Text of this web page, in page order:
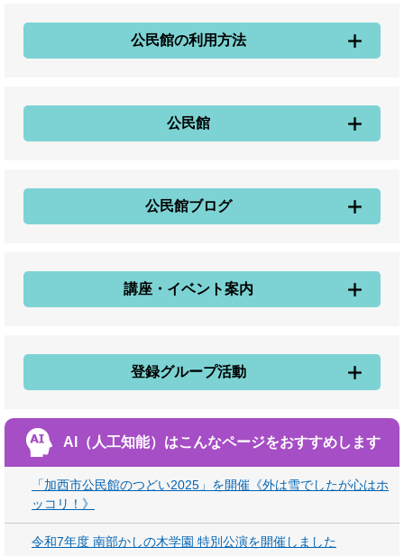
公民館の利用方法
公民館
公民館ブログ
講座・イベント案内
登録グループ活動
AI（人工知能）はこんなページをおすすめします
「加西市公民館のつどい2025」を開催《外は雪でしたが心はホ
ッコリ！》
令和7年度 南部かしの木学園 特別公演を開催しました